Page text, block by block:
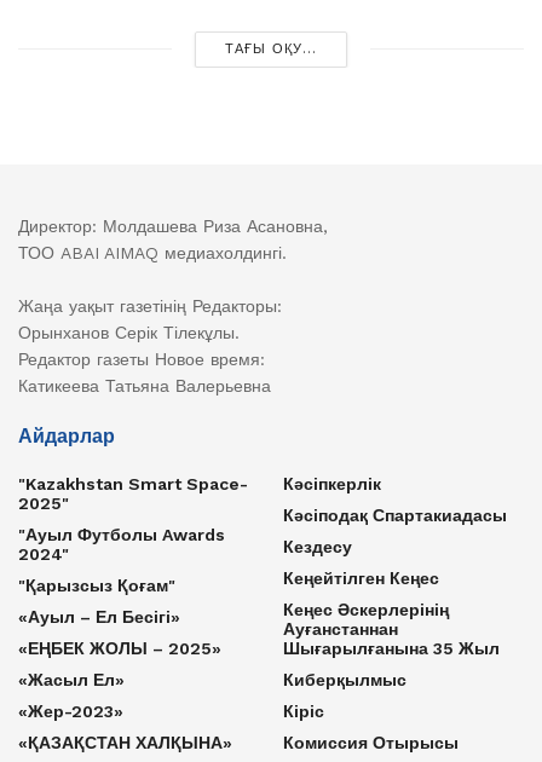
ТАҒЫ ОҚУ...
Директор: Молдашева Риза Асановна,
ТОО ABAI AIMAQ медиахолдингі.
Жаңа уақыт газетінің Редакторы:
Орынханов Серік Тілекұлы.
Редактор газеты Новое время:
Катикеева Татьяна Валерьевна
Айдарлар
"Kazakhstan Smart Space-
2025"
"Ауыл Футболы Awards
2024"
"Қарызсыз Қоғам"
«Ауыл – Ел Бесігі»
«ЕҢБЕК ЖОЛЫ – 2025»
«Жасыл Ел»
«Жер-2023»
«ҚАЗАҚСТАН ХАЛҚЫНА»
Кәсіпкерлік
Кәсіподақ Спартакиадасы
Кездесу
Кеңейтілген Кеңес
Кеңес Әскерлерінің
Ауғанстаннан
Шығарылғанына 35 Жыл
Киберқылмыс
Кіріс
Комиссия Отырысы